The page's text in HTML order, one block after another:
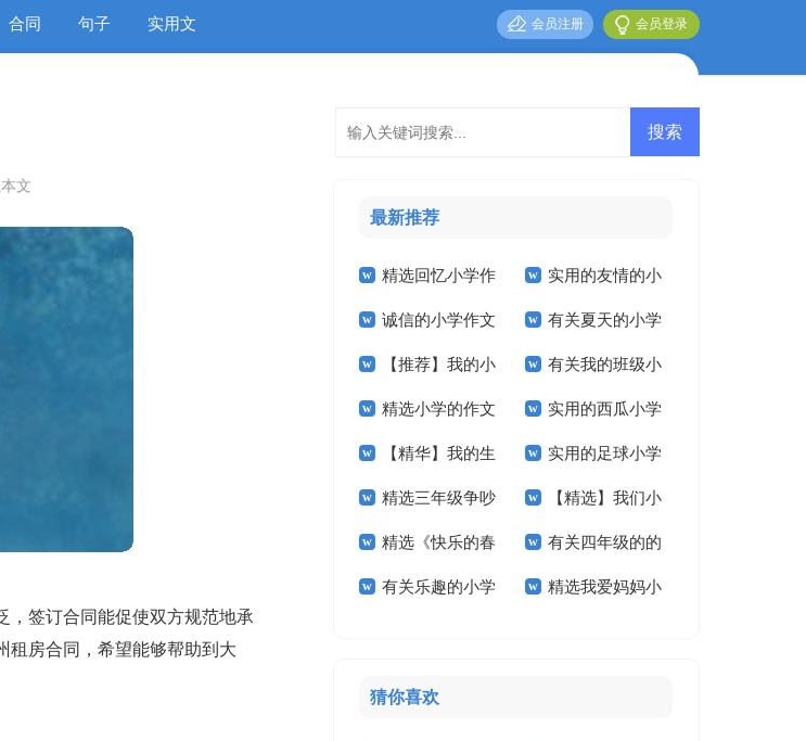
合同 句子 实用文 会员登录
会员注册
文
，签订合同能促使双方规范地承
租房合同，希望能够帮助到大
最新推荐
精选回忆小学作
文300字合集10篇
实用的友情的小
学作文300字四篇
诚信的小学作文
汇编6篇
有关夏天的小学
作文合集五篇
【推荐】我的小
学作文合集8篇
有关我的班级小
学作文合集9篇
精选小学的作文
600字合集六篇
实用的西瓜小学
作文8篇
【精华】我的生
活小学作文四篇
实用的足球小学
作文合集八篇
精选三年级争吵
作文300字四篇
【精选】我们小
学作文300字六篇
精选《快乐的春
节》小学作文合集九
有关四年级的的
暑假作文3篇
有关乐趣的小学 精选我爱妈妈小
猜你喜欢